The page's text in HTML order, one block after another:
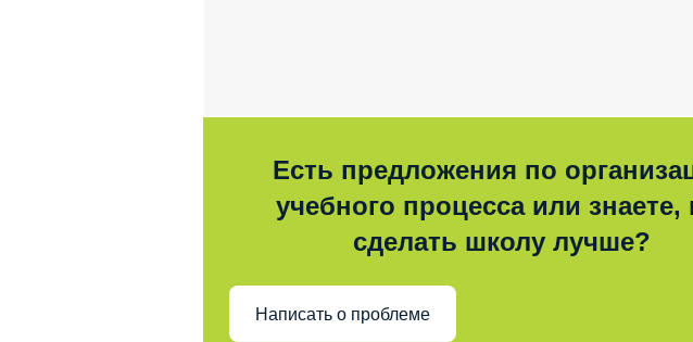
Есть предложения по
учебного процесса или знаете,
сделать школу лучше?
Написать о проблеме